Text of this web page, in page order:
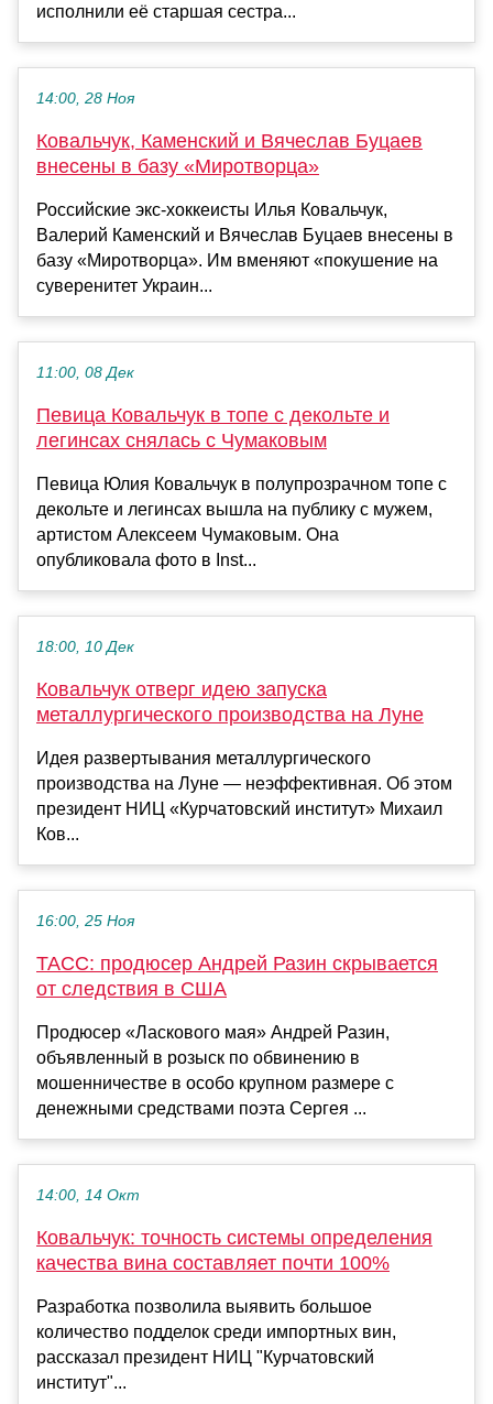
исполнили её старшая сестра...
14:00, 28 Ноя
Ковальчук, Каменский и Вячеслав Буцаев
внесены в базу «Миротворца»
Российские экс-хоккеисты Илья Ковальчук,
Валерий Каменский и Вячеслав Буцаев внесены в
базу «Миротворца». Им вменяют «покушение на
суверенитет Украин...
11:00, 08 Дек
Певица Ковальчук в топе с декольте и
легинсах снялась с Чумаковым
Певица Юлия Ковальчук в полупрозрачном топе с
декольте и легинсах вышла на публику с мужем,
артистом Алексеем Чумаковым. Она
опубликовала фото в Inst...
18:00, 10 Дек
Ковальчук отверг идею запуска
металлургического производства на Луне
Идея развертывания металлургического
производства на Луне — неэффективная. Об этом
президент НИЦ «Курчатовский институт» Михаил
Ков...
16:00, 25 Ноя
ТАСС: продюсер Андрей Разин скрывается
от следствия в США
Продюсер «Ласкового мая» Андрей Разин,
объявленный в розыск по обвинению в
мошенничестве в особо крупном размере с
денежными средствами поэта Сергея ...
14:00, 14 Окт
Ковальчук: точность системы определения
качества вина составляет почти 100%
Разработка позволила выявить большое
количество подделок среди импортных вин,
рассказал президент НИЦ "Курчатовский
институт"...